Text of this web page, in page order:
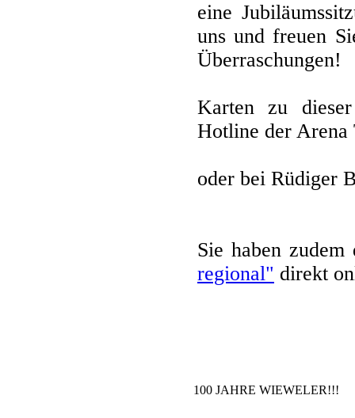
eine
uns und freuen
Überraschungen!
Karten zu
Hotline der Arena
oder bei Rüdiger
Sie haben
regional" direkt
100 JAHRE WIEWELER!!!